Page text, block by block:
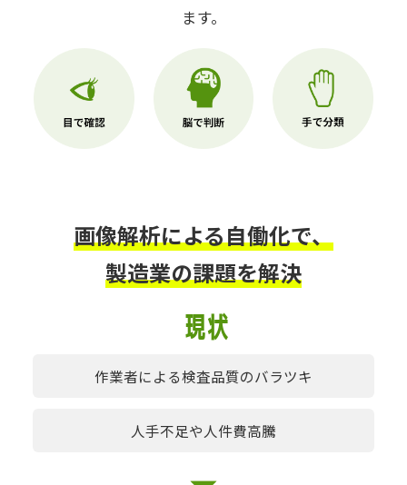
ます。
画像解析による自働化で、
製造業の課題を解決
現状
作業者による検査品質のバラツキ
人手不足や人件費高騰